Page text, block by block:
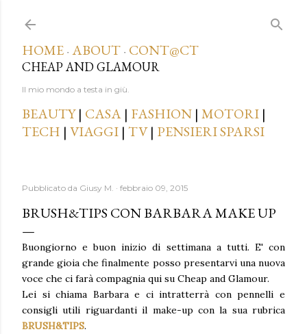
HOME · ABOUT · CONT@CT
CHEAP AND GLAMOUR
Il mio mondo a testa in giù.
BEAUTY| CASA | FASHION | MOTORI |
TECH | VIAGGI | TV| PENSIERI SPARSI
Pubblicato da Giusy M. febbraio 09, 2015
BRUSH&TIPS CON BARBARA MAKE UP
Buongiorno e buon inizio di settimana a tutti. E' con
grande gioia che finalmente posso presentarvi una nuova
voce che ci farà compagnia qui su Cheap and Glamour.
Lei si chiama Barbara e ci intratterrà con pennelli e
consigli utili riguardanti il make-up con la sua rubrica
BRUSH&TIPS.